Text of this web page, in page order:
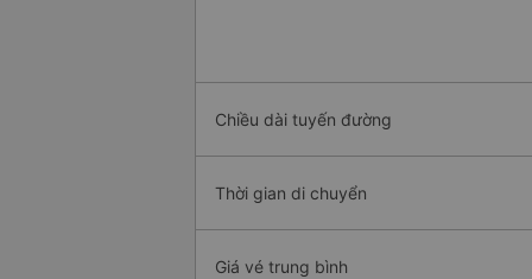
Chiều dài tuyến đường
Thời gian di chuyển
Giá vé trung bình